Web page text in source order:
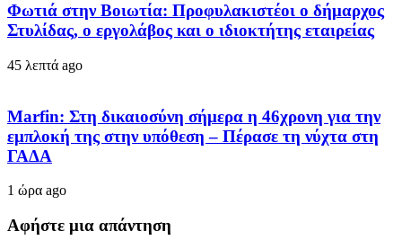
Φωτιά στην Βοιωτία: Προφυλακιστέοι ο δήμαρχος
Στυλίδας, ο εργολάβος και ο ιδιοκτήτης εταιρείας
45 λεπτά ago
Marfin: Στη δικαιοσύνη σήμερα η 46χρονη για την
εμπλοκή της στην υπόθεση – Πέρασε τη νύχτα στη
ΓΑΔΑ
1 ώρα ago
Αφήστε μια απάντηση